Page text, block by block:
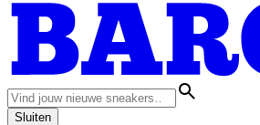
Sluiten